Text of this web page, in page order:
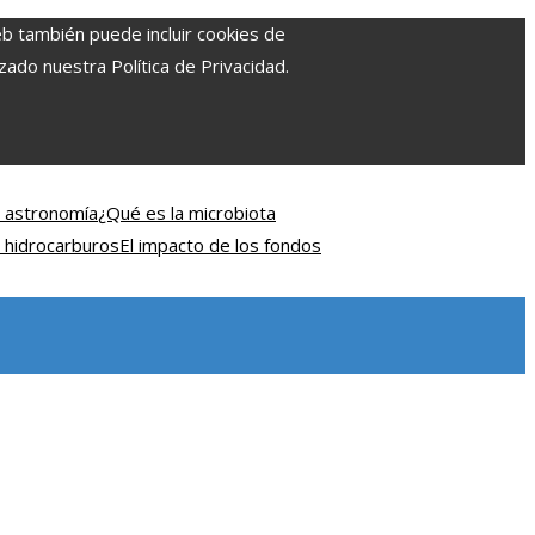
también puede incluir cookies de
nuestra Política de Privacidad.
¿Qué es la microbiota
El impacto de los fondos